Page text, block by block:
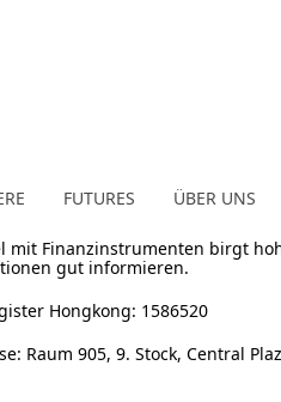
FUTURES ÜBER UNS
mit Finanzinstrumenten birgt
gut informieren.
Hongkong: 1586520
Raum 905, 9. Stock, Central